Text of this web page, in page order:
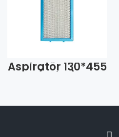
Aspiratör 130*455
(Adet)